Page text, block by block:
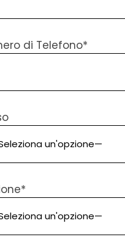
di Telefono*